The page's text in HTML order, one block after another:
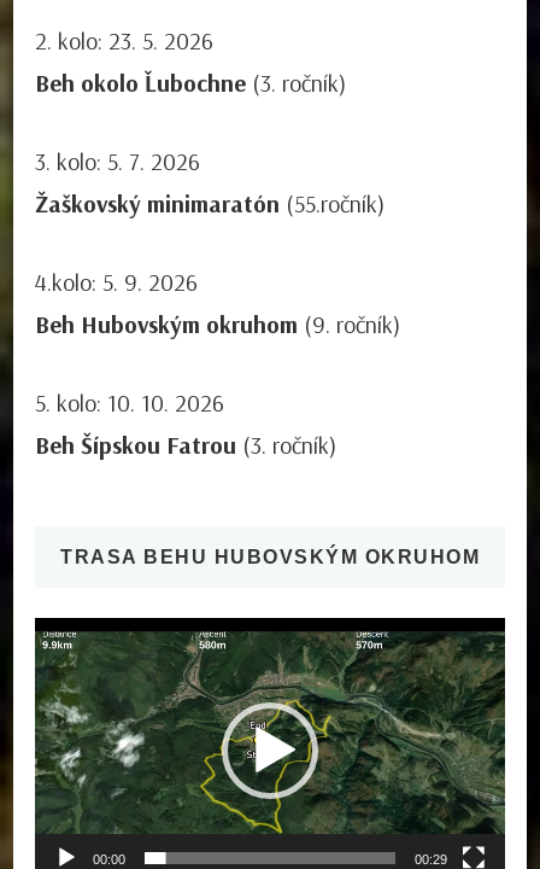
2. kolo: 23. 5. 2026
Beh okolo Ľubochne (3. ročník)
3. kolo: 5. 7. 2026
Žaškovský minimaratón (55.ročník)
4.kolo: 5. 9. 2026
Beh Hubovským okruhom (9. ročník)
5. kolo: 10. 10. 2026
Beh Šípskou Fatrou (3. ročník)
TRASA BEHU HUBOVSKÝM OKRUHOM
Video
prehrávač
00:00 00:29